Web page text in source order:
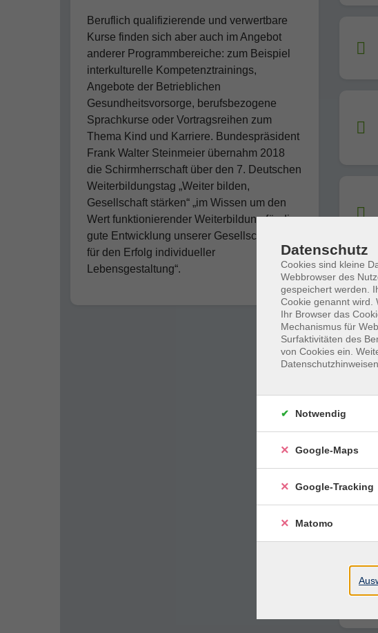
Beruflich qualifizierende und verwertbare
Kurse finden sich aber auch im Angebot
anderer Programmbereiche: zum Beispiel
interkulturelle Kompetenztrainings,
Angebote der Betrieblichen
Gesundheitsvorsorge, berufsbezogene
Sprachkurse oder Vortragsreihen zum
Thema Kind und Karriere. Bundespräsident
Frank Walter Steinmeier übernahm 2018
die Schirmherrschaft über den 7. Deutschen
Weiterbildungstag „Weiter bilden,
Gesellschaft stärken“ „im Wissen um den
Wert funktionierender Weiterbildung für die
gute Entwicklung unserer Gesellschaft und
für den Erfolg individueller
Lebensgestaltung“.
Datenschutz
Cookies sind kleine
Webbrowser des
gespeichert werden.
Cookie genannt wird.
Ihr Browser das
Mechanismus für
Surfaktivitäten des
von Cookies ein.
Datenschutzhinweisen.
Notwendig
Google-Maps
Google-Tracking
Matomo